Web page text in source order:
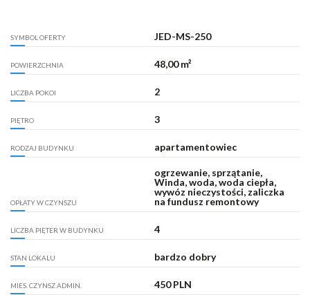
SYMBOL OFERTY JED-MS-250
POWIERZCHNIA 48,00 m²
LICZBA POKOI 2
PIĘTRO 3
RODZAJ BUDYNKU apartamentowiec
OPŁATY W CZYNSZU
ogrzewanie, sprzątanie,
Winda, woda, woda ciepła,
wywóz nieczystości, zaliczka
na fundusz remontowy
LICZBA PIĘTER W BUDYNKU 4
STAN LOKALU bardzo dobry
MIES. CZYNSZ ADMIN. 450 PLN